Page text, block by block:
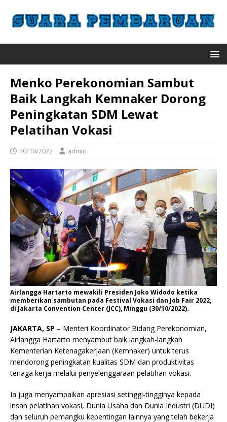
Menko Perekonomian Sambut
Baik Langkah Kemnaker Dorong
Peningkatan SDM Lewat
Pelatihan Vokasi
30/10/2022 admin
Airlangga Hartarto mewakili Presiden Joko Widodo ketika
memberikan sambutan pada Festival Vokasi dan Job Fair 2022,
di Jakarta Convention Center (JCC), Minggu (30/10/2022).
JAKARTA, SP – Menteri Koordinator Bidang Perekonomian,
Airlangga Hartarto menyambut baik langkah-langkah
Kementerian Ketenagakerjaan (Kemnaker) untuk terus
mendorong peningkatan kualitas SDM dan produktivitas
tenaga kerja melalui penyelenggaraan pelatihan vokasi.
Ia juga menyampaikan apresiasi setinggi-tingginya kepada
insan pelatihan vokasi, Dunia Usaha dan Dunia Industri (DUDI)
dan seluruh pemangku kepentingan lainnya yang telah bekerja